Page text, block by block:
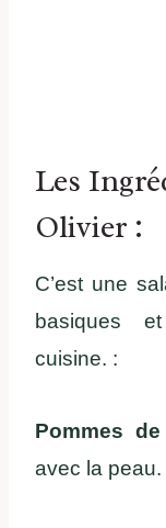
Les
Olivier :
C’est une
basiques
cuisine. :
Pommes
avec la peau.